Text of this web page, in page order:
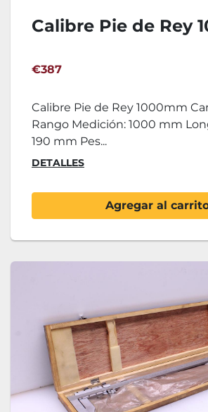
Calibre Pie de Rey
€387
Calibre Pie de Rey 1000mm
Rango Medición: 1000 mm
190 mm Pes...
DETALLES
Agregar al